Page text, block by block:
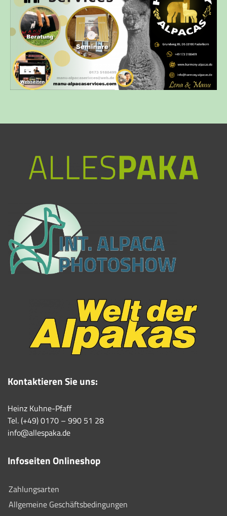
Kontaktieren Sie uns:
Heinz Kuhne-Pfaff
Tel. (+49) 0170 – 990 51 28
info@allespaka.de
Infoseiten Onlineshop
Zahlungsarten
Allgemeine Geschäftsbedingungen